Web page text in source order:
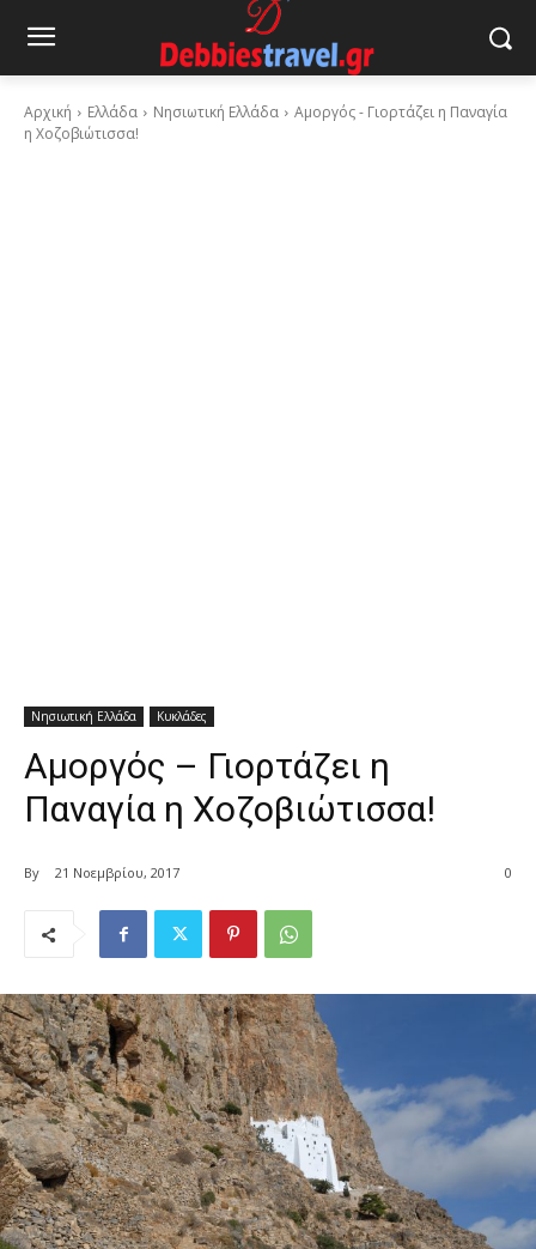
Αρχική Ελλάδα Νησιωτική Ελλάδα
Αμοργός - Γιορτάζει η Παναγία
η Χοζοβιώτισσα!
Νησιωτική Ελλάδα Κυκλάδες
Αμοργός – Γιορτάζει η
Παναγία η Χοζοβιώτισσα!
By 21 Νοεμβρίου, 2017 0